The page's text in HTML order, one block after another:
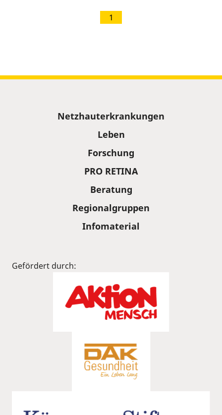
1
Netzhauterkrankungen
Leben
Forschung
PRO RETINA
Beratung
Regionalgruppen
Infomaterial
Gefördert durch: